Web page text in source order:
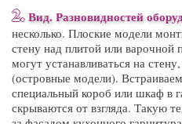
2.Вид. Разновидностей
несколько. Плоские модели
стену над плитой или
могут устанавливаться на
(островные модели).
специальный короб или шкаф в
скрываются от взгляда. Такую